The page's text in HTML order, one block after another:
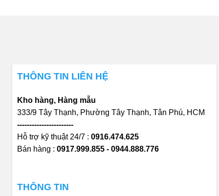
THÔNG TIN LIÊN HỆ
Kho hàng, Hàng mẫu
333/9 Tây Thạnh, Phường Tây Thạnh, Tân Phú, HCM
-----------------------
Hỗ trợ kỹ thuật 24/7 : 0916.474.625
Bán hàng : 0917.999.855 - 0944.888.776
THÔNG TIN